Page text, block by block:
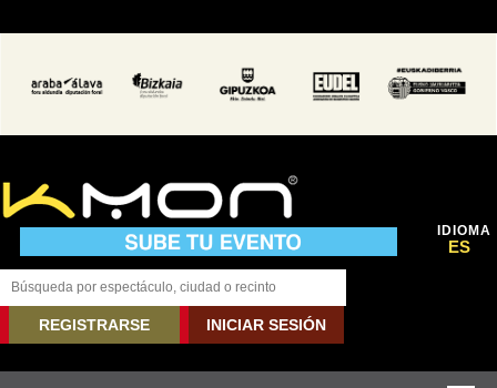
IDIOMA
ES
REGISTRARSE INICIAR SESIÓN